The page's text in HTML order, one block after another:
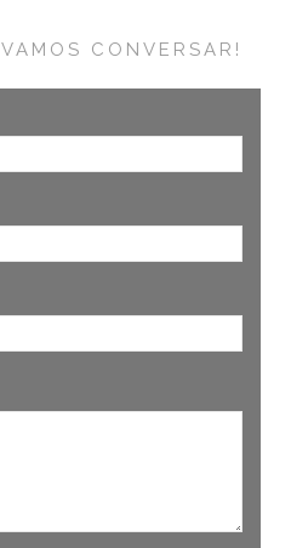
VAMOS CONVERSAR!